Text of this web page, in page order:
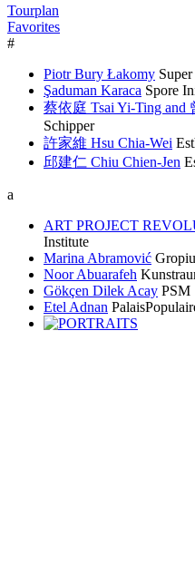
Tourplan
Favorites
#
Piotr Bury Łakomy
Şaduman Karaca Spore
蔡依庭 Tsai Yi-Ting and
Schipper
許家維 Hsu Chia-Wei
邱建仁 Chiu Chien-Jen
a
ART PROJECT
Institute
Marina Abramović
Noor Abuarafeh
Gökçen Dilek Acay PSM
Etel Adnan